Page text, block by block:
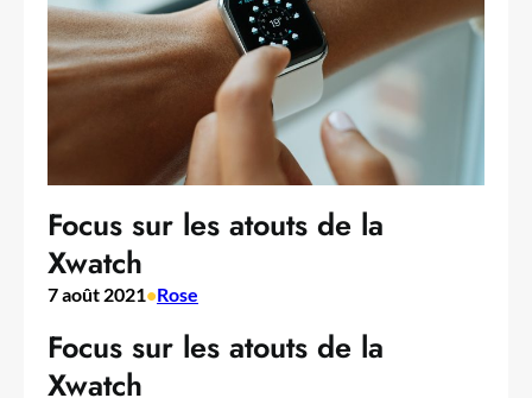
Focus sur les atouts de la
Xwatch
7 août 2021•Rose
Focus sur les atouts de la
Xwatch